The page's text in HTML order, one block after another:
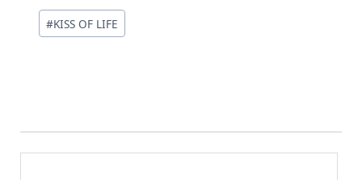
投
稿
#KISS OF LIFE